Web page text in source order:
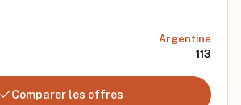
Argentine
113
Comparer les offres